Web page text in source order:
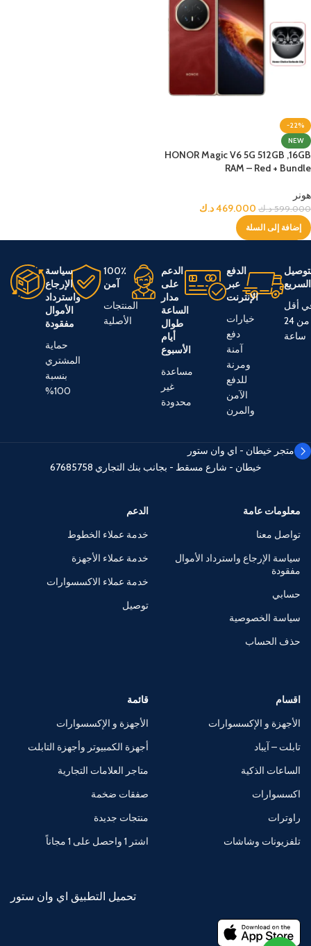
-22%
NEW
HONOR Magic V6 5G 512GB ,16GB
RAM – Red + Bundle
هونر
599.000 د.ك 469.000د.ك
إضافة إلى السلة
السريع
أقل
من 24
ساعة
الدفع
عبر
الإنترنت
خيارات
دفع
آمنة
ومرنة
للدفع
الآمن
والمرن
الدعم
على
مدار
الساعة
طوال
أيام
الأسبوع
مساعدة
غير
محدودة
100٪
آمن
المنتجات
الأصلية
سياسة
الإرجاع
واسترداد
الأموال
مفقودة
حماية
المشتري
بنسبة
100%
متجر خيطان - اي وان ستور
خيطان - شارع مسقط - بجانب بنك التجاري 67685758
معلومات عامة
تواصل معنا
سياسة الإرجاع واسترداد الأموال
مفقودة
حسابي
سياسة الخصوصية
حذف الحساب
الدعم
خدمة عملاء الخطوط
خدمة عملاء الأجهزة
خدمة عملاء الاكسسوارات
توصيل
اقسام
الأجهزة و الإكسسوارات
تابلت – آيباد
الساعات الذكية
اكسسوارات
راوترات
تلفزيونات وشاشات
قائمة
الأجهزة و الإكسسوارات
أجهزة الكمبيوتر وأجهزة التابلت
متاجر العلامات التجارية
صفقات ضخمة
منتجات جديدة
اشتر 1 واحصل على 1 مجاناً
تحميل التطبيق اي وان ستور